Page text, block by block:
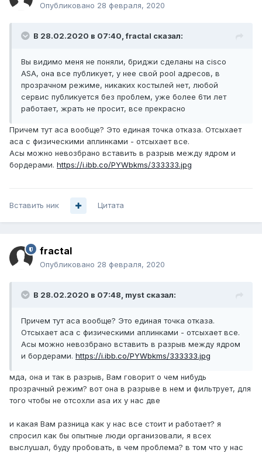
Опубликовано 28 февраля, 2020
В 28.02.2020 в 07:40,fractal сказал:
Вы видимо меня не поняли, бриджи сделаны на cisco
ASA, она все публикует, у нее свой pool адресов, в
прозрачном режиме, никаких костылей нет, любой
сервис публикуется без проблем, уже более 6ти лет
работает, жрать не просит, все прекрасно
Причем тут аса вообще? Это единая точка отказа. Отсыхает
аса с физическими аплинками - отсыхает все.
Асы можно невозбрано вставить в разрыв между ядром и
бордерами. https://i.ibb.co/PYWbkms/333333.jpg
Вставить ник Цитата
fractal
Опубликовано 28 февраля, 2020
В 28.02.2020 в 07:48, myst сказал:
Причем тут аса вообще? Это единая точка отказа.
Отсыхает аса с физическими аплинками - отсыхает все.
Асы можно невозбрано вставить в разрыв между ядром
и бордерами. https://i.ibb.co/PYWbkms/333333.jpg
мда, она и так в разрыв, Вам говорит о чем нибудь
прозрачный режим? вот она в разрыве в нем и фильтрует, для
того чтобы не отсохли asa их у нас две
и какая Вам разница как у нас все стоит и работает? я
спросил как бы опытные люди организовали, я всех
выслушал, буду пробовать, в чем проблема? в том что у нас